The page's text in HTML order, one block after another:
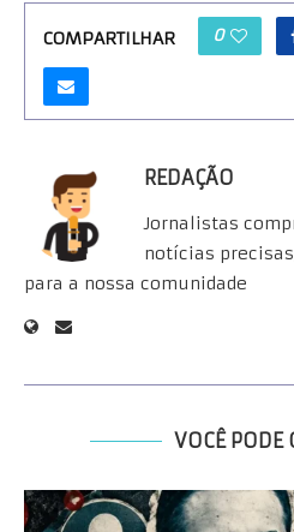
COMPARTILHAR 0
REDAÇÃO
Jornalistas
notícias
para a nossa comunidade
VOCÊ PODE